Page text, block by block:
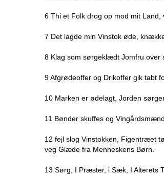
6 Thi et Folk drog op mod mit
7 Det lagde min Vinstok øde,
8 Klag som sørgeklædt Jomfru over
9 Afgrødeoffer og Drikoffer gik tabt
10 Marken er ødelagt, Jorden
11 Bønder skuffes og
12 fejl slog Vinstokken, Figentræet
veg Glæde fra Menneskens Børn.
13 Sørg, I Præster, i Sæk, I Alterets